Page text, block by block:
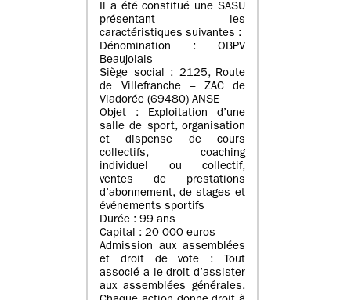
Il a été constitué une SASU
présentant les
caractéristiques suivantes :
Dénomination : OBPV
Beaujolais
Siège social : 2125, Route
de Villefranche – ZAC de
Viadorée (69480) ANSE
Objet : Exploitation d’une
salle de sport, organisation
et dispense de cours
collectifs, coaching
individuel ou collectif,
ventes de prestations
d’abonnement, de stages et
événements sportifs
Durée : 99 ans
Capital : 20 000 euros
Admission aux assemblées
et droit de vote : Tout
associé a le droit d’assister
aux assemblées générales.